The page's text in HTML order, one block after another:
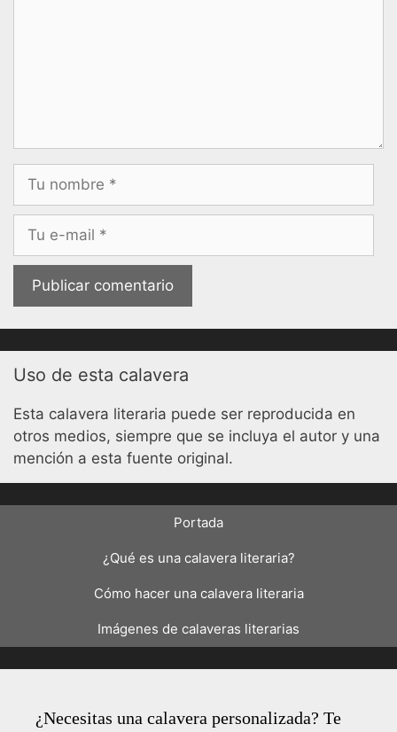
electrónico
Uso de esta calavera
Esta calavera literaria puede ser reproducida en
otros medios, siempre que se incluya el autor y una
mención a esta fuente original.
Portada
¿Qué es una calavera literaria?
Cómo hacer una calavera literaria
Imágenes de calaveras literarias
¿Necesitas una calavera personalizada? Te